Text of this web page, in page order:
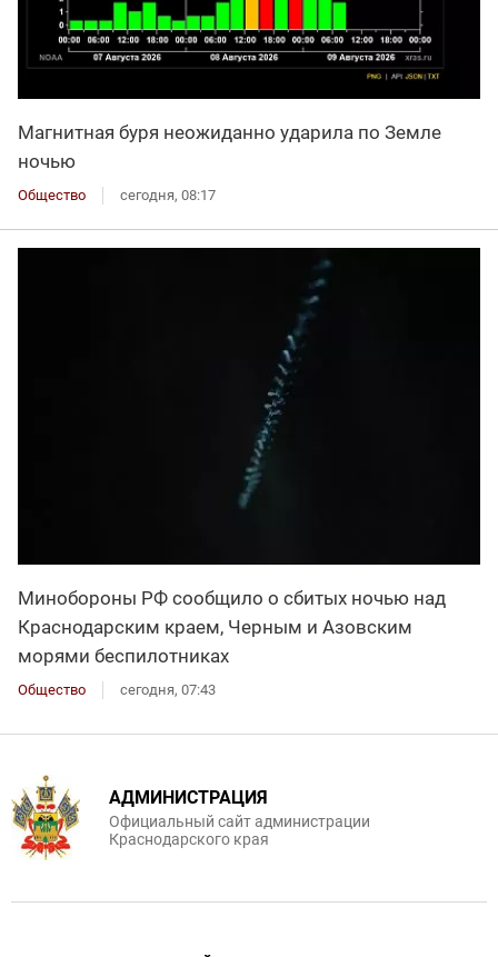
Магнитная буря неожиданно ударила по Земле
ночью
Общество сегодня, 08:17
Минобороны РФ сообщило о сбитых ночью над
Краснодарским краем, Черным и Азовским
морями беспилотниках
Общество сегодня, 07:43
АДМИНИСТРАЦИЯ
Официальный сайт администрации
Краснодарского края